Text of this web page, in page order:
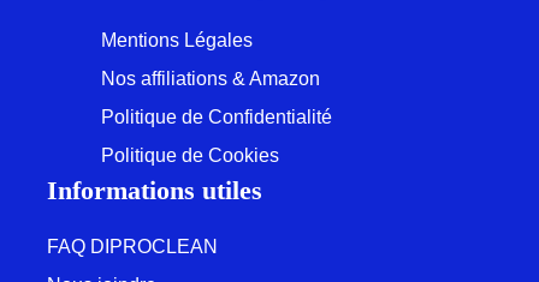
Mentions Légales
Nos affiliations & Amazon
Politique de Confidentialité
Politique de Cookies
Informations utiles
FAQ DIPROCLEAN